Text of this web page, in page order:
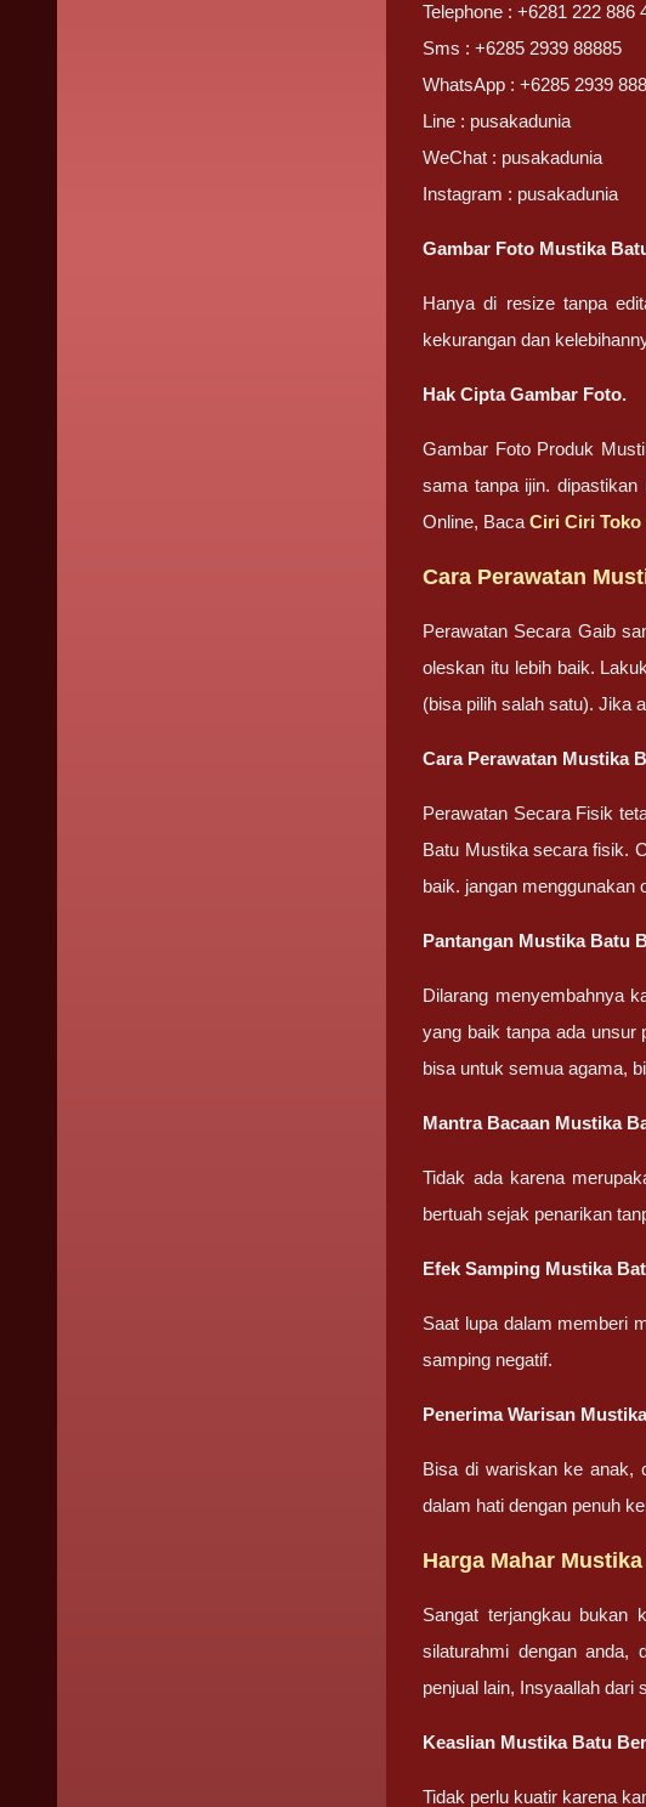
Telephone : +6281 222 886
Sms : +6285 2939 88885
WhatsApp : +6285 2939
Line : pusakadunia
WeChat : pusakadunia
Instagram : pusakadunia
Gambar Foto Mustika
Hanya di resize tanpa
kekurangan dan
Hak Cipta Gambar Foto.
Gambar Foto Produk
sama tanpa ijin.
Online, BacaCiri Ciri Toko
Cara Perawatan
Perawatan Secara Gaib
oleskan itu lebih baik.
(bisa pilih salah satu). Jika
Cara Perawatan Mustika
Perawatan Secara Fisik
Batu Mustika secara fisik.
baik. jangan menggunakan
Pantangan Mustika Batu
Dilarang menyembahnya
yang baik tanpa ada unsur
bisa untuk semua agama,
Mantra Bacaan Mustika
Tidak ada karena
bertuah sejak penarikan
Efek Samping Mustika
Saat lupa dalam memberi
samping negatif.
Penerima Warisan
Bisa di wariskan ke anak,
dalam hati dengan penuh
Harga Mahar
Sangat terjangkau bukan
silaturahmi dengan anda,
penjual lain, Insyaallah dari
Keaslian Mustika Batu
Tidak perlu kuatir karena